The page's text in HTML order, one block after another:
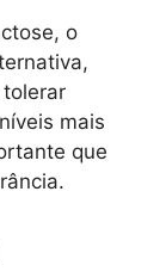
o
mais
que